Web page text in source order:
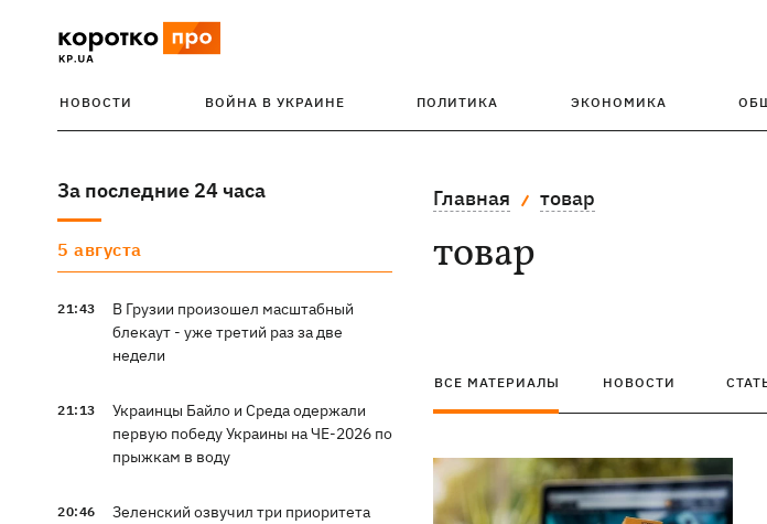
НОВОСТИ ВОЙНА В УКРАИНЕ ПОЛИТИКА ЭКОНОМИКА
За последние 24 часа
5 августа
21:43
В Грузии произошел масштабный
блекаут - уже третий раз за две
недели
21:13
Украинцы Байло и Среда одержали
первую победу Украины на ЧЕ-2026 по
прыжкам в воду
20:46
Зеленский озвучил три приоритета
Главная товар
товар
ВСЕ МАТЕРИАЛЫ НОВОСТИ